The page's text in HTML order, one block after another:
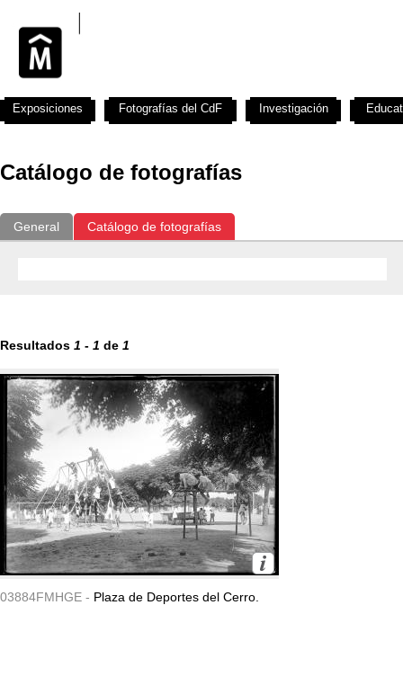
Catálogo de fotografías
General Catálogo de fotografías
Resultados 1 - 1 de 1
03884FMHGE - Plaza de Deportes del Cerro.
Exposiciones Fotografías del CdF Investigación